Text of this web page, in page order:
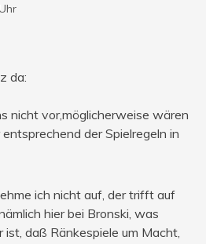
da:
nicht vor,möglicherweise wären
der Spielregeln in
ich nicht auf, der trifft auf
hier bei Bronski, was
daß Ränkespiele um Macht,